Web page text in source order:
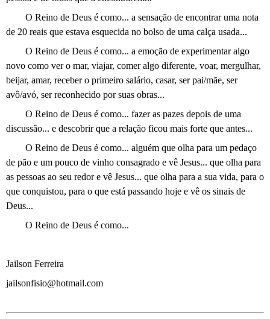
O Reino de Deus é como... a sensação de encontrar uma nota
de 20 reais que estava esquecida no bolso de uma calça usada...
O Reino de Deus é como... a emoção de experimentar algo
novo como ver o mar, viajar, comer algo diferente, voar, mergulhar,
beijar, amar, receber o primeiro salário, casar, ser pai/mãe, ser
avô/avó, ser reconhecido por suas obras...
O Reino de Deus é como... fazer as pazes depois de uma
discussão... e descobrir que a relação ficou mais forte que antes...
O Reino de Deus é como... alguém que olha para um pedaço
de pão e um pouco de vinho consagrado e vê Jesus... que olha para
as pessoas ao seu redor e vê Jesus... que olha para a sua vida, para o
que conquistou, para o que está passando hoje e vê os sinais de
Deus...
O Reino de Deus é como...
Jailson Ferreira
jailsonfisio@hotmail.com